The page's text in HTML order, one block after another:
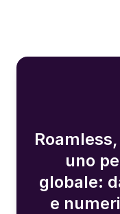
uno
globale:
e